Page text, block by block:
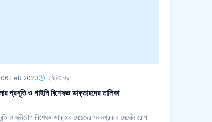
06 Feb 2023 ২ মিনিট পড়া
প্রসূতি ও গাইনি বিশেষজ্ঞ ডাক্তারদের তালিকা
ও স্ত্রীরোগ বিশেষজ্ঞ ডাক্তার মেয়েদের সকলপ্রকার মেয়েলি রোগ